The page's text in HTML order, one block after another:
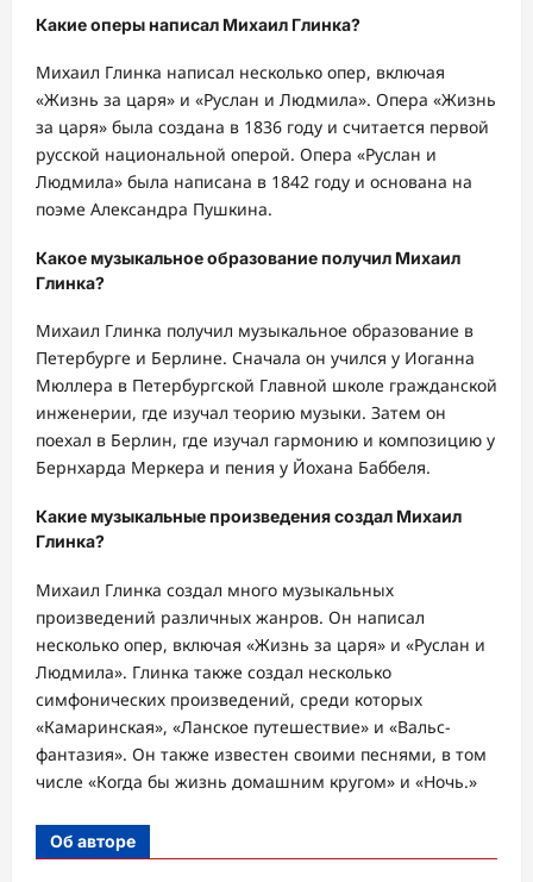
Какие оперы написал Михаил Глинка?
Михаил Глинка написал несколько опер, включая
«Жизнь за царя» и «Руслан и Людмила». Опера «Жизнь
за царя» была создана в 1836 году и считается первой
русской национальной оперой. Опера «Руслан и
Людмила» была написана в 1842 году и основана на
поэме Александра Пушкина.
Какое музыкальное образование получил Михаил
Глинка?
Михаил Глинка получил музыкальное образование в
Петербурге и Берлине. Сначала он учился у Иоганна
Мюллера в Петербургской Главной школе гражданской
инженерии, где изучал теорию музыки. Затем он
поехал в Берлин, где изучал гармонию и композицию у
Бернхарда Меркера и пения у Йохана Баббеля.
Какие музыкальные произведения создал Михаил
Глинка?
Михаил Глинка создал много музыкальных
произведений различных жанров. Он написал
несколько опер, включая «Жизнь за царя» и «Руслан и
Людмила». Глинка также создал несколько
симфонических произведений, среди которых
«Камаринская», «Ланское путешествие» и «Вальс-
фантазия». Он также известен своими песнями, в том
числе «Когда бы жизнь домашним кругом» и «Ночь.»
Об авторе